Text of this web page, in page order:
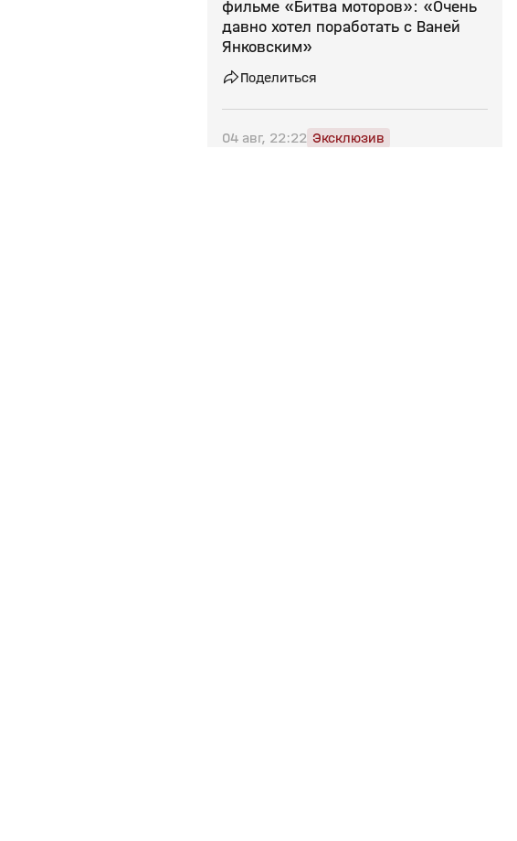
фильме «Битва моторов»: «Очень
давно хотел поработать с Ваней
Янковским»
Поделиться
04 авг, 22:22 Эксклюзив